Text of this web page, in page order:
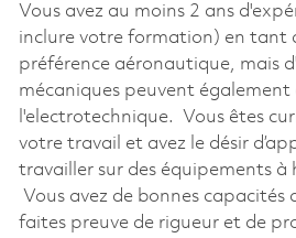
Vous avez au moins 2 ans
inclure votre formation) en tant
préférence aéronautique, mais
mécaniques peuvent également
l'electrotechnique. Vous êtes
votre travail et avez le désir
travailler sur des équipements à
Vous avez de bonnes capacités
faites preuve de rigueur et de